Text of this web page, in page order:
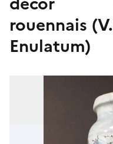
rouennais (V.
Enulatum)